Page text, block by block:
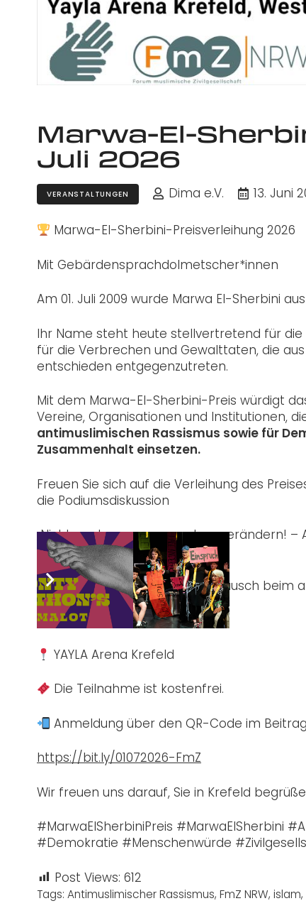
Marwa-El-
Juli 2026
VERANSTALTUNGEN Dima e.V. 13. Juni
Marwa-El-Sherbini-Preisverleihung 2026
Mit Gebärdensprachdolmetscher*innen
Am 01. Juli 2009 wurde Marwa El-Sherbini aus
Ihr Name steht heute stellvertretend für die
für die Verbrechen und Gewalttaten, die
entschieden entgegenzutreten.
Mit dem Marwa-El-Sherbini-Preis würdigt
Vereine, Organisationen und Institutionen,
antimuslimischen Rassismus sowie für
Zusammenhalt einsetzen.
Freuen Sie sich auf die Verleihung des
die Podiumsdiskussion
„Nicht nur benennen, sondern verändern!
demokratische Verantwortung“
sowie auf Begegnung und Austausch beim
01. Juli 2026
YAYLA Arena Krefeld
Die Teilnahme ist kostenfrei.
Anmeldung über den QR-Code im
https://bit.ly/01072026-FmZ
Wir freuen uns darauf, Sie in Krefeld
#MarwaElSherbiniPreis #MarwaElSherbini
#Demokratie #Menschenwürde
Post Views: 612
Tags: Antimuslimischer Rassismus, FmZ NRW, islam,